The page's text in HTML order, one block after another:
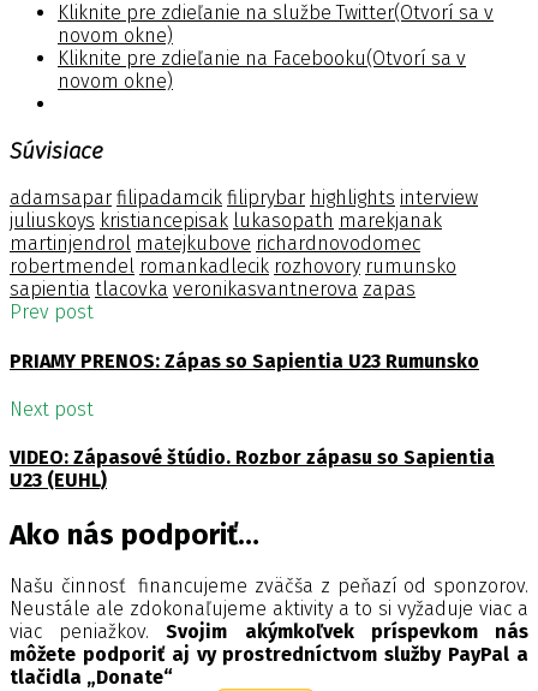
Kliknite pre zdieľanie na službe Twitter(Otvorí sa v
novom okne)
Kliknite pre zdieľanie na Facebooku(Otvorí sa v
novom okne)
Súvisiace
adamsapar filipadamcik filiprybar highlights interview
juliuskoys kristiancepisak lukasopath marekjanak
martinjendrol matejkubove richardnovodomec
robertmendel romankadlecik rozhovory rumunsko
sapientia tlacovka veronikasvantnerova zapas
Prev post
PRIAMY PRENOS: Zápas so Sapientia U23 Rumunsko
Next post
VIDEO: Zápasové štúdio. Rozbor zápasu so Sapientia
U23 (EUHL)
Ako nás podporiť…
Našu činnosť financujeme zväčša z peňazí od sponzorov.
Neustále ale zdokonaľujeme aktivity a to si vyžaduje viac a
viac peniažkov.Svojim akýmkoľvek príspevkom nás
môžete podporiť aj vy prostredníctvom služby PayPal a
tlačidla „Donate“